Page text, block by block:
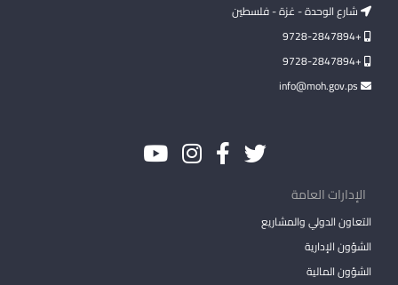
شارع الوحدة - غزة - فلسطين
+9728-2847894
+9728-2847894
الإدارات العامة
التعاون الدولي والمشاريع
الشؤون الإدارية
الشؤون المالية